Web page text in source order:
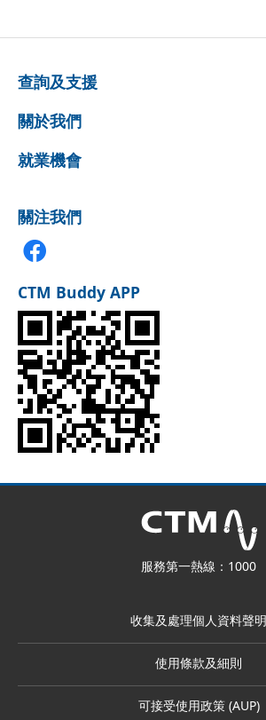
查詢及支援
關於我們
就業機會
關注我們
CTM Buddy APP
服務第一熱線：1000
收集及處理個人資料聲明
使用條款及細則
可接受使用政策 (AUP)